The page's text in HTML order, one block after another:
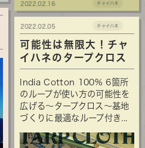
2022.02.16 チャイハネ
可能性は無限大！チャ
イハネのタープクロス
India Cotton 100% 6箇所
のループが使い方の可能性を
広げる～タープクロス～基地
づくりに最適なループ付き...
2022.02.05 チャイハネ